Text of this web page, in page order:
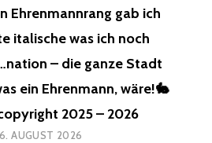
Ehrenmannrang gab ich
italische was ich noch
– die ganze Stadt
ein Ehrenmann, wäre!🐇
2025 – 2026
6. AUGUST 2026